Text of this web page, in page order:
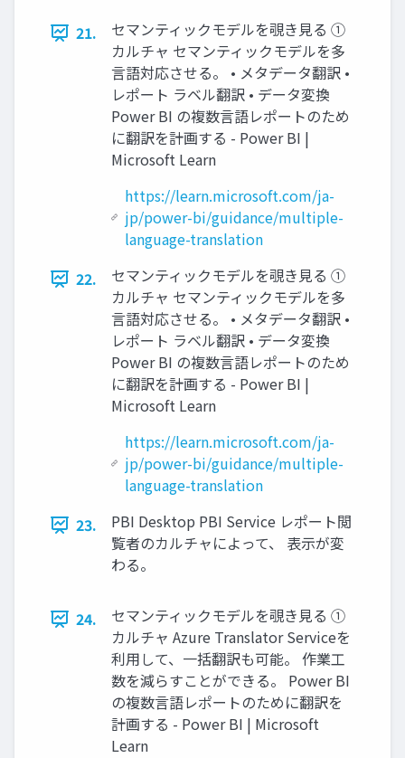
21.
セマンティックモデルを覗き見る ①
カルチャ セマンティックモデルを多
言語対応させる。 • メタデータ翻訳 •
レポート ラベル翻訳 • データ変換
Power BI の複数言語レポートのため
に翻訳を計画する - Power BI |
Microsoft Learn
https://learn.microsoft.com/ja-
jp/power-bi/guidance/multiple-
language-translation
22.
セマンティックモデルを覗き見る ①
カルチャ セマンティックモデルを多
言語対応させる。 • メタデータ翻訳 •
レポート ラベル翻訳 • データ変換
Power BI の複数言語レポートのため
に翻訳を計画する - Power BI |
Microsoft Learn
https://learn.microsoft.com/ja-
jp/power-bi/guidance/multiple-
language-translation
23.
PBI Desktop PBI Service レポート閲
覧者のカルチャによって、 表示が変
わる。
24.
セマンティックモデルを覗き見る ①
カルチャ Azure Translator Serviceを
利用して、一括翻訳も可能。 作業工
数を減らすことができる。 Power BI
の複数言語レポートのために翻訳を
計画する - Power BI | Microsoft
Learn